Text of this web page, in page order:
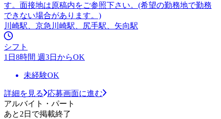
す。面接地は原稿内をご参照下さい。(希望の勤務地で勤務
できない場合があります。)
川崎駅、京急川崎駅、尻手駅、矢向駅
シフト
1日8時間 週3日からOK
未経験OK
詳細を見る
応募画面に進む
アルバイト・パート
あと2日で掲載終了